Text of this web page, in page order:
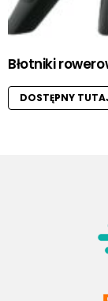
Błotniki
DOSTĘPNY